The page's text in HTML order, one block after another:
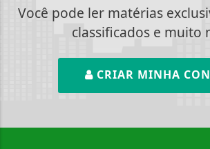
Você pode ler matérias
classificados e muito
CRIAR MINHA